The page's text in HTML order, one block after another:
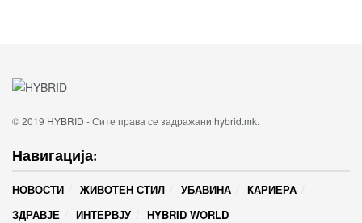
© 2019 HYBRID - Сите права се задражани hybrid.mk.
Навигација:
НОВОСТИ ЖИВОТЕН СТИЛ УБАВИНА
КАРИЕРА
ЗДРАВЈЕ
ИНТЕРВЈУ HYBRID WORLD